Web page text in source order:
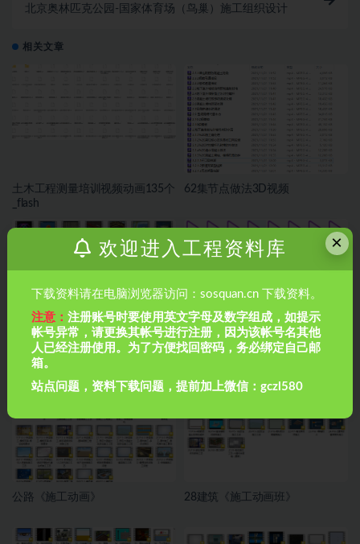
北京奥林匹克公园-国家体育场（鸟巢）施工组织设计
相关文章
土木工程测量培训视频动画135个
_flash
62集节点做法3D视频
36集BIM动画施工工艺 市政《施工动画》
公路《施工动画》 28建筑《施工动画班》
×
欢迎进入工程资料库
下载资料请在电脑浏览器访问：sosquan.cn 下载资料。
注意：注册账号时要使用英文字母及数字组成，如提示
帐号异常，请更换其帐号进行注册，因为该帐号名其他
人已经注册使用。为了方便找回密码，务必绑定自己邮
箱。
站点问题，资料下载问题，提前加上微信：gczl580